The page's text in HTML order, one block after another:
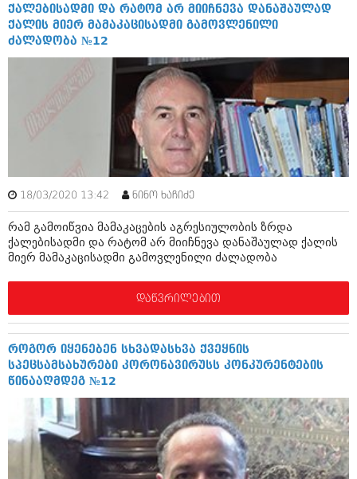
რელიგია
მედიცინა
კადრს მიღმა
კულინარია
ბელადები
ბიზნესსიახლეები
გვარები
თემიდას სასწორი
იუმორი
კალეიდოსკოპი
ჰოროსკოპი და შეუცნობელი
კრიმინალი
რომანი და დეტექტივი
სახალისო ამბები
კადრს მიღმა
კულინარია
ავტორჩევები
ბელადები
ბიზნესსიახლეები
თემიდას სასწორი
იუმორი
კალეიდოსკოპი
კრიმინალი
რომანი და დეტექტივი
სახალისო ამბები
შოუბიზნესი
დაიჯესტი
ქალი და მამაკაცი
ქალებისადმი და რატომ არ მიიჩნევა დანაშაულად
ქალის მიერ მამაკაცისადმი გამოვლენილი
ძალადობა №12
18/03/2020 13:42 ნინო ხაჩიძე
რამ გამოიწვია მამაკაცების აგრესიულობის ზრდა
ქალებისადმი და რატომ არ მიიჩნევა დანაშაულად ქალის
მიერ მამაკაცისადმი გამოვლენილი ძალადობა
დაწვრილებით
როგორ იყენებენ სხვადასხვა ქვეყნის
სპეცსამსახურები კორონავირუსს კონკურენტების
წინააღმდეგ №12